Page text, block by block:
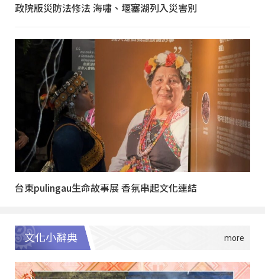
政院版災防法修法 海嘯、堰塞湖列入災害別
台東pulingau生命故事展 香氛串起文化連結
文化小辭典